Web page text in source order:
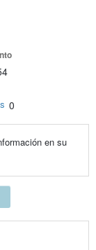
0
en su